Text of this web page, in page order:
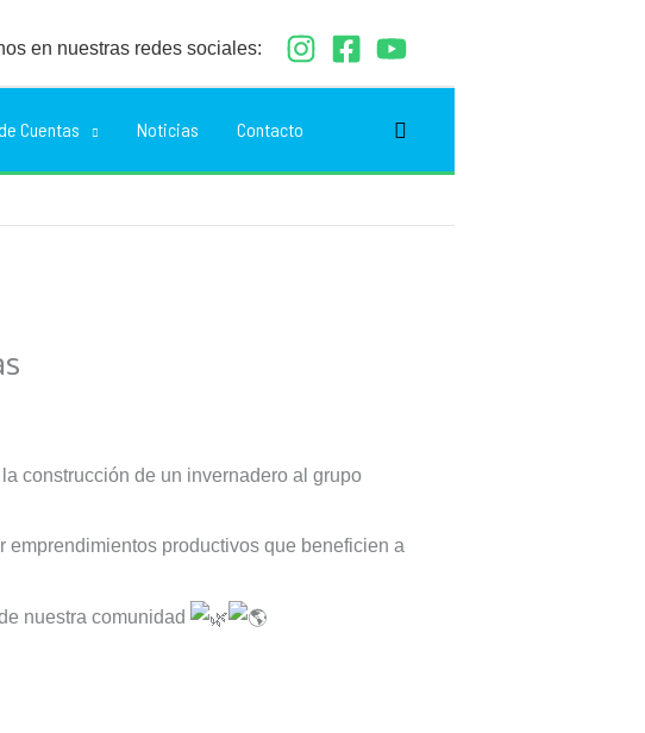
en nuestras redes sociales:
Cuentas Noticias Contacto Buscar
construcción de un invernadero al grupo
productivos que beneficien a
nuestra comunidad